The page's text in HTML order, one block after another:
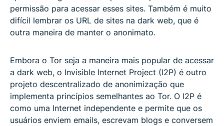
permissão para acessar esses sites. Também é muito
difícil lembrar os URL de sites na dark web, que é
outra maneira de manter o anonimato.
Embora o Tor seja a maneira mais popular de acessar
a dark web, o Invisible Internet Project (I2P) é outro
projeto descentralizado de anonimização que
implementa princípios semelhantes ao Tor. O I2P é
como uma Internet independente e permite que os
usuários enviem emails, escrevam blogs e conversem